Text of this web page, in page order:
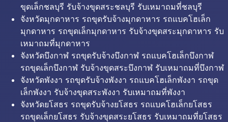
ขุดเล็กชลบุรี รับจ้างขุดสระชลบุรี รับเหมาถมที่ชลบุรี
จังหวัดมุกดาหาร รถขุดรับจ้างมุกดาหาร รถแบคโฮเล็ก
มุกดาหาร รถขุดเล็กมุกดาหาร รับจ้างขุดสระมุกดาหาร รับ
เหมาถมที่มุกดาหาร
จังหวัดบึงกาฬ รถขุดรับจ้างบึงกาฬ รถแบคโฮเล็กบึงกาฬ
รถขุดเล็กบึงกาฬ รับจ้างขุดสระบึงกาฬ รับเหมาถมที่บึงกาฬ
จังหวัดพังงา รถขุดรับจ้างพังงา รถแบคโฮเล็กพังงา รถขุด
เล็กพังงา รับจ้างขุดสระพังงา รับเหมาถมที่พังงา
จังหวัดยโสธร รถขุดรับจ้างยโสธร รถแบคโฮเล็กยโสธร
รถขุดเล็กยโสธร รับจ้างขุดสระยโสธร รับเหมาถมที่ยโสธร